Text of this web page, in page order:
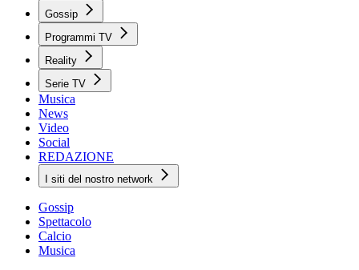
Gossip
Programmi TV
Reality
Serie TV
Musica
News
Video
Social
REDAZIONE
I siti del nostro network
Gossip
Spettacolo
Calcio
Musica